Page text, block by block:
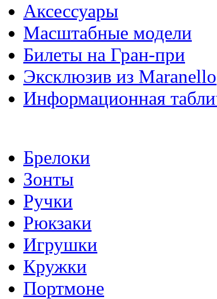
Аксессуары
Масштабные модели
Билеты на Гран-при
Эксклюзив из Maranello
Информационная
Брелоки
Зонты
Ручки
Рюкзаки
Игрушки
Кружки
Портмоне